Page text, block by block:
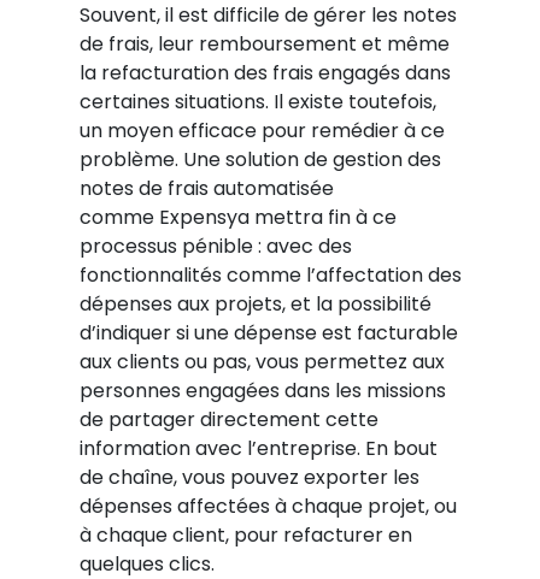
Souvent, il est difficile de gérer les notes
de frais, leur remboursement et même
la refacturation des frais engagés dans
certaines situations. Il existe toutefois,
un moyen efficace pour remédier à ce
problème. Une solution de gestion des
notes de frais automatisée
comme Expensya mettra fin à ce
processus pénible : avec des
fonctionnalités comme l’affectation des
dépenses aux projets, et la possibilité
d’indiquer si une dépense est facturable
aux clients ou pas, vous permettez aux
personnes engagées dans les missions
de partager directement cette
information avec l’entreprise. En bout
de chaîne, vous pouvez exporter les
dépenses affectées à chaque projet, ou
à chaque client, pour refacturer en
quelques clics.